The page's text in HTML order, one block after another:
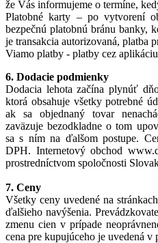
že Vás informujeme o termíne,
Platobné karty – po vytvorení
bezpečnú platobnú bránu banky,
je transakcia autorizovaná, platba
Viamo platby - platby cez
6. Dodacie podmienky
Dodacia lehota začína plynúť
ktorá obsahuje všetky potrebné
ak sa objednaný tovar
zaväzuje bezodkladne o tom
sa s ním na ďalšom postupe.
DPH. Internetový obchod
prostredníctvom spoločnosti
7. Ceny
Všetky ceny uvedené na
ďalšieho navýšenia.
zmenu cien v prípade
cena pre kupujúceho je uvedená v